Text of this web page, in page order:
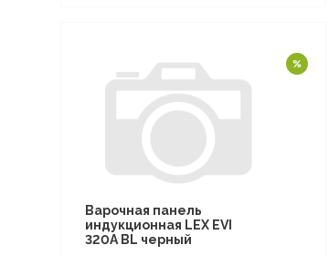
Варочная панель
индукционная LEX EVI
320A BL черный